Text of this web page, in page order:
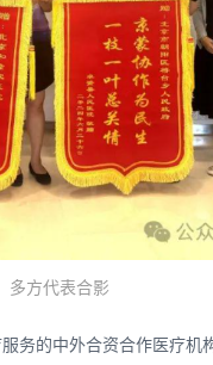
多方代表合影
务的中外合资合作医疗